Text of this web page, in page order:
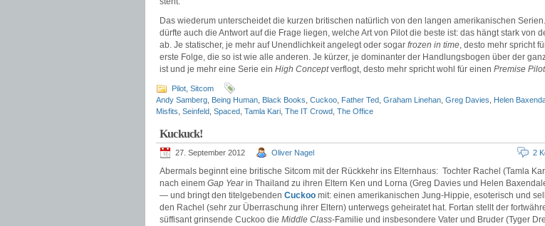
Das wiederum unterscheidet die kurzen britischen natürlich von den langen amerikanischen
dürfte auch die Antwort auf die Frage liegen, welche Art von Pilot die beste ist: das hängt stark von
ab. Je statischer, je mehr auf Unendlichkeit angelegt oder sogar frozen in time, desto mehr spricht
erste Folge, die so ist wie alle anderen. Je kürzer, je dominanter der Handlungsbogen über der
ist und je mehr eine Serie ein High Conceptverflogt, desto mehr spricht wohl für einen Premise
Pilot Sitcom
Andy Samberg Being Human Black Books Cuckoo Father Ted Graham Linehan Greg Davies Helen
Misfits Seinfeld Spaced Tamla Kari The IT Crowd The Office
Kuckuck!
27. September 2012 Oliver Nagel 2
Abermals beginnt eine britische Sitcom mit der Rückkehr ins Elternhaus: Tochter Rachel (Tamla
nach einem Gap Yearin Thailand zu ihren Eltern Ken und Lorna (Greg Davies und Helen
— und bringt den titelgebenden Cuckoo mit: einen amerikanischen Jung-Hippie, esoterisch und
den Rachel (sehr zur Überraschung ihrer Eltern) unterwegs geheiratet hat. Fortan stellt der
süffisant grinsende Cuckoo die Middle Class-Familie und insbesondere Vater und Bruder (Tyger